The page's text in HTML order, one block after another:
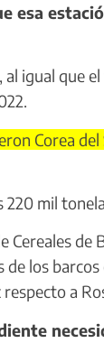
esa
igual que
Corea
mil
de
los
a